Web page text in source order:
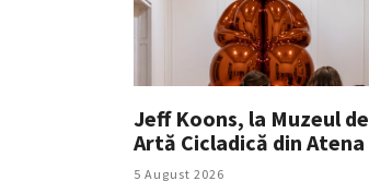
Jeff Koons, la Muzeul de
Artă Cicladică din Atena
5 August 2026